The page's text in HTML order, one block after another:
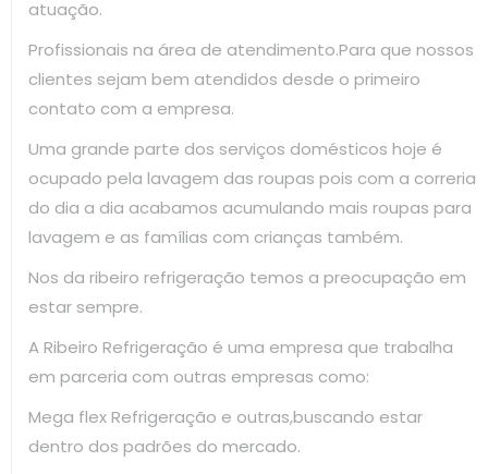
atuação.
Profissionais na área de atendimento.Para que nossos
clientes sejam bem atendidos desde o primeiro
contato com a empresa.
Uma grande parte dos serviços domésticos hoje é
ocupado pela lavagem das roupas pois com a correria
do dia a dia acabamos acumulando mais roupas para
lavagem e as famílias com crianças também.
Nos da ribeiro refrigeração temos a preocupação em
estar sempre.
A Ribeiro Refrigeração é uma empresa que trabalha
em parceria com outras empresas como:
Mega flex Refrigeração e outras,buscando estar
dentro dos padrões do mercado.